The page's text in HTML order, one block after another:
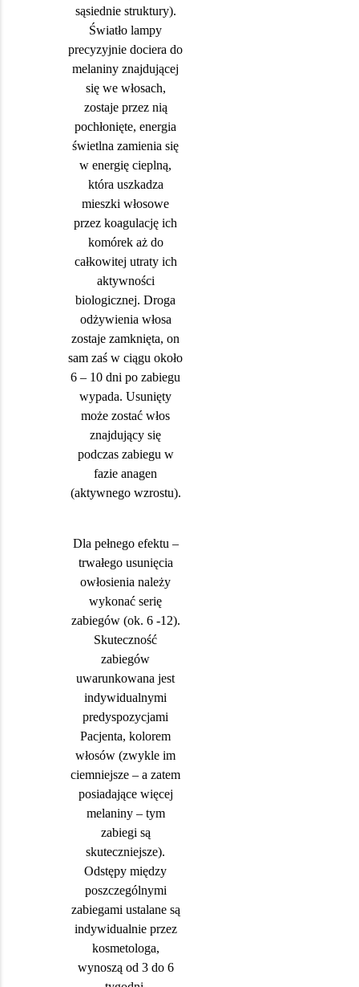
sąsiednie struktury).
Światło lampy
precyzyjnie dociera do
melaniny znajdującej
się we włosach,
zostaje przez nią
pochłonięte, energia
świetlna zamienia się
w energię cieplną,
która uszkadza
mieszki włosowe
przez koagulację ich
komórek aż do
całkowitej utraty ich
aktywności
biologicznej. Droga
odżywienia włosa
zostaje zamknięta, on
sam zaś w ciągu około
6 – 10 dni po zabiegu
wypada. Usunięty
może zostać włos
znajdujący się
podczas zabiegu w
fazie anagen
(aktywnego wzrostu).
Dla pełnego efektu –
trwałego usunięcia
owłosienia należy
wykonać serię
zabiegów (ok. 6 -12).
Skuteczność
zabiegów
uwarunkowana jest
indywidualnymi
predyspozycjami
Pacjenta, kolorem
włosów (zwykle im
ciemniejsze – a zatem
posiadające więcej
melaniny – tym
zabiegi są
skuteczniejsze).
Odstępy między
poszczególnymi
zabiegami ustalane są
indywidualnie przez
kosmetologa,
wynoszą od 3 do 6